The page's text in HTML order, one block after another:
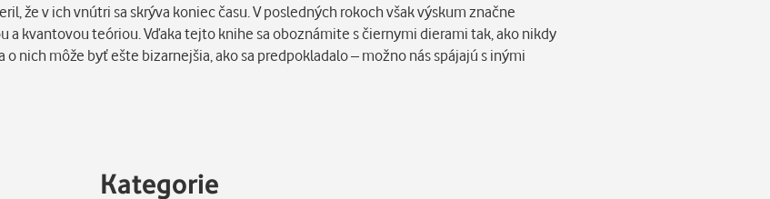
že v ich vnútri sa skrýva koniec času. V posledných rokoch však výskum značne
a kvantovou teóriou. Vďaka tejto knihe sa oboznámite s čiernymi dierami tak, ako nikdy
nich môže byť ešte bizarnejšia, ako sa predpokladalo – možno nás spájajú s inými
Kategorie